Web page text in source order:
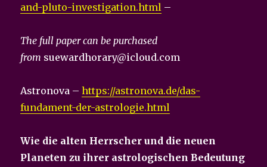
and-pluto-investigation.html –
The full paper can be purchased
from suewardhorary@icloud.com
Astronova –https://astronova.de/das-
fundament-der-astrologie.html
Wie die alten Herrscher und die neuen
Planeten zu ihrer astrologischen Bedeutung